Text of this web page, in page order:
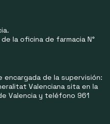
la oficina de farmacia N°
de la supervisión:
Valenciana sita en la
Valencia y teléfono 961